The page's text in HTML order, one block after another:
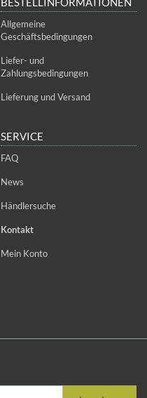
Allgemeine
Geschäftsbedingungen
Liefer- und
Zahlungsbedingungen
Lieferung und Versand
SERVICE
FAQ
News
Händlersuche
Kontakt
Mein Konto